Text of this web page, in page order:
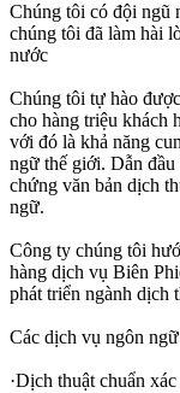
Chúng tôi có đội ngũ
chúng tôi đã làm hài
nước
Chúng tôi tự hào
cho hàng triệu khách
với đó là khả năng
ngữ thế giới. Dẫn
chứng văn bản dịch
ngữ.
Công ty chúng tôi
hàng dịch vụ Biên
phát triển ngành dịch
Các dịch vụ ngôn
·Dịch thuật chuẩn